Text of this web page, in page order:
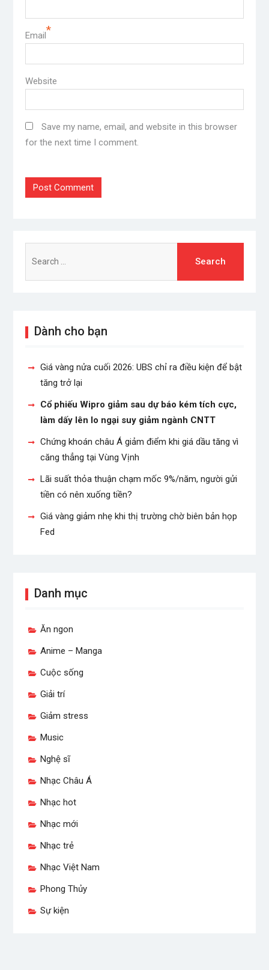
Email*
Website
Save my name, email, and website in this browser
for the next time I comment.
for:
Dành cho bạn
Giá vàng nửa cuối 2026: UBS chỉ ra điều kiện để bật
tăng trở lại
Cổ phiếu Wipro giảm sau dự báo kém tích cực,
làm dấy lên lo ngại suy giảm ngành CNTT
Chứng khoán châu Á giảm điểm khi giá dầu tăng vì
căng thẳng tại Vùng Vịnh
Lãi suất thỏa thuận chạm mốc 9%/năm, người gửi
tiền có nên xuống tiền?
Giá vàng giảm nhẹ khi thị trường chờ biên bản họp
Fed
Danh mục
Ăn ngon
Anime – Manga
Cuộc sống
Giải trí
Giảm stress
Music
Nghệ sĩ
Nhạc Châu Á
Nhạc hot
Nhạc mới
Nhạc trẻ
Nhạc Việt Nam
Phong Thủy
Sự kiện